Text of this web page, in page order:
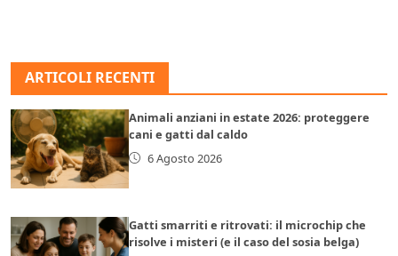
ARTICOLI RECENTI
Animali anziani in estate 2026: proteggere
cani e gatti dal caldo
6 Agosto 2026
Gatti smarriti e ritrovati: il microchip che
risolve i misteri (e il caso del sosia belga)